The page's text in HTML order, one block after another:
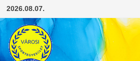
Skip
to
content
2026.08.07.